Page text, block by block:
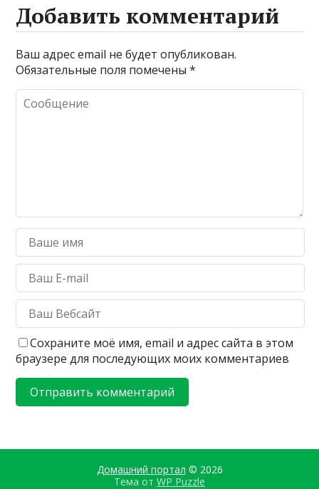
Добавить комментарий
Ваш адрес email не будет опубликован.
Обязательные поля помечены*
Сохраните моё имя, email и адрес сайта в этом
браузере для последующих моих комментариев
Домашний портал © 2026
Тема от WP Puzzle